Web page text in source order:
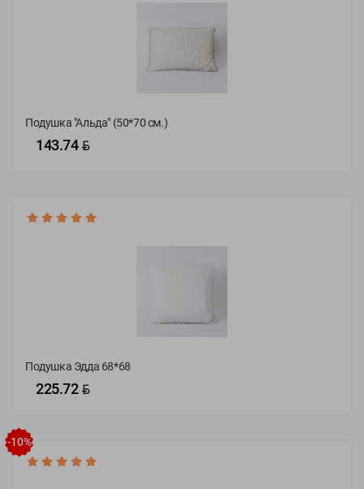
Подушка "Альда" (50*70 см.)
143.74 BYN
Подушка Эдда 68*68
225.72 BYN
-10%